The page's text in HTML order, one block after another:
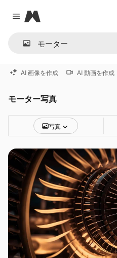
Close menu
Magnific
AI 画像を作成 AI 動画を作成
モーター写真
写真